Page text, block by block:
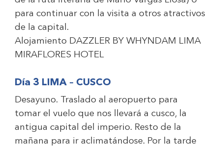
para continuar con la visita a otros atractivos
de la capital.
Alojamiento DAZZLER BY WHYNDAM LIMA
MIRAFLORES HOTEL
Día 3 LIMA – CUSCO
Desayuno. Traslado al aeropuerto para
tomar el vuelo que nos llevará a cusco, la
antigua capital del imperio. Resto de la
mañana para ir aclimatándose. Por la tarde